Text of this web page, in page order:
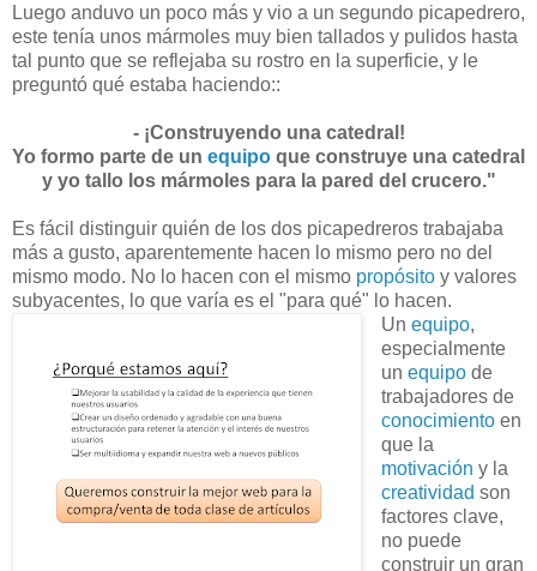
Luego anduvo un poco más y vio a un segundo picapedrero,
este tenía unos mármoles muy bien tallados y pulidos hasta
tal punto que se reflejaba su rostro en la superficie, y le
preguntó qué estaba haciendo::
- ¡Construyendo una catedral!
Yo formo parte de un equipo que construye una catedral
y yo tallo los mármoles para la pared del crucero."
Es fácil distinguir quién de los dos picapedreros trabajaba
más a gusto, aparentemente hacen lo mismo pero no del
mismo modo. No lo hacen con el mismo propósito y valores
subyacentes, lo que varía es el "para qué" lo hacen.
Un equipo,
especialmente
un equipode
trabajadores de
conocimientoen
que la
motivación y la
creatividad son
factores clave,
no puede
construir un gran